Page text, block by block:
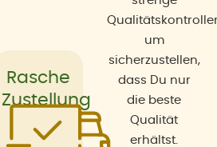
Rasche
Zustellung
um
sicherzustellen,
dass Du nur
die beste
Qualität
erhältst.